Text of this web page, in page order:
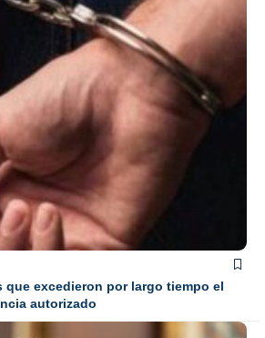
que excedieron por largo tiempo el
autorizado